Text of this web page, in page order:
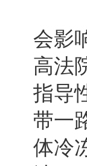
（
会影
高法
指导
带一
体冷